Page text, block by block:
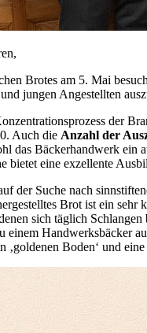
Brotes am 5. Mai
jungen Angestellten
der
Auch die Anzahl der
das Bäckerhandwerk ein
bietet eine exzellente
der Suche nach
Brot ist ein
sich täglich
einem Handwerksbäcker
‚goldenen Boden‘ und